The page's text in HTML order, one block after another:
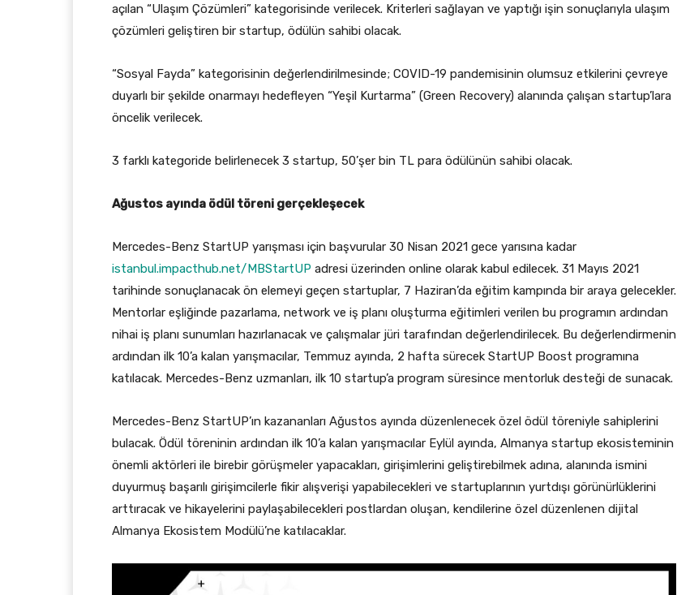
açılan “Ulaşım Çözümleri” kategorisinde verilecek. Kriterleri sağlayan ve yaptığı işin sonuçlarıyla ulaşım
çözümleri geliştiren bir startup, ödülün sahibi olacak.
“Sosyal Fayda” kategorisinin değerlendirilmesinde; COVID-19 pandemisinin olumsuz etkilerini çevreye
duyarlı bir şekilde onarmayı hedefleyen “Yeşil Kurtarma” (Green Recovery) alanında çalışan startup’lara
öncelik verilecek.
3 farklı kategoride belirlenecek 3 startup, 50’şer bin TL para ödülünün sahibi olacak.
Ağustos ayında ödül töreni gerçekleşecek
Mercedes-Benz StartUP yarışması için başvurular 30 Nisan 2021 gece yarısına kadar
istanbul.impacthub.net/MBStartUP adresi üzerinden online olarak kabul edilecek. 31 Mayıs 2021
tarihinde sonuçlanacak ön elemeyi geçen startuplar, 7 Haziran’da eğitim kampında bir araya gelecekler.
Mentorlar eşliğinde pazarlama, network ve iş planı oluşturma eğitimleri verilen bu programın ardından
nihai iş planı sunumları hazırlanacak ve çalışmalar jüri tarafından değerlendirilecek. Bu değerlendirmenin
ardından ilk 10’a kalan yarışmacılar, Temmuz ayında, 2 hafta sürecek StartUP Boost programına
katılacak. Mercedes-Benz uzmanları, ilk 10 startup’a program süresince mentorluk desteği de sunacak.
Mercedes-Benz StartUP’ın kazananları Ağustos ayında düzenlenecek özel ödül töreniyle sahiplerini
bulacak. Ödül töreninin ardından ilk 10’a kalan yarışmacılar Eylül ayında, Almanya startup ekosisteminin
önemli aktörleri ile birebir görüşmeler yapacakları, girişimlerini geliştirebilmek adına, alanında ismini
duyurmuş başarılı girişimcilerle fikir alışverişi yapabilecekleri ve startuplarının yurtdışı görünürlüklerini
arttıracak ve hikayelerini paylaşabilecekleri postlardan oluşan, kendilerine özel düzenlenen dijital
Almanya Ekosistem Modülü’ne katılacaklar.